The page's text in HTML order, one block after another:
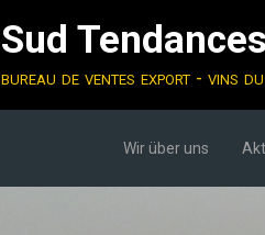
Sud
bureau de ventes export - vins
Wir über uns